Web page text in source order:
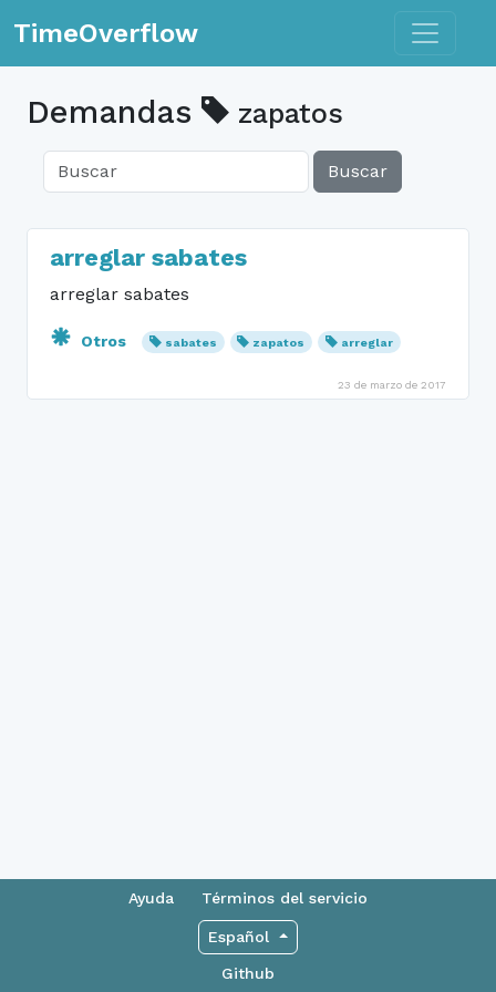
TimeOverflow Toggle
Demandas zapatos
Buscar
arreglar sabates
arreglar sabates
Otros sabates zapatos arreglar
23 de marzo de 2017
Ayuda Términos del servicio
Español
Github